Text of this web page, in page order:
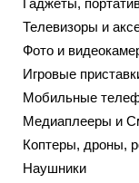
Гаджеты,
Телевизоры и
Фото и
Игровые
Мобильные
Медиаплееры и
Коптеры, дроны,
Наушники